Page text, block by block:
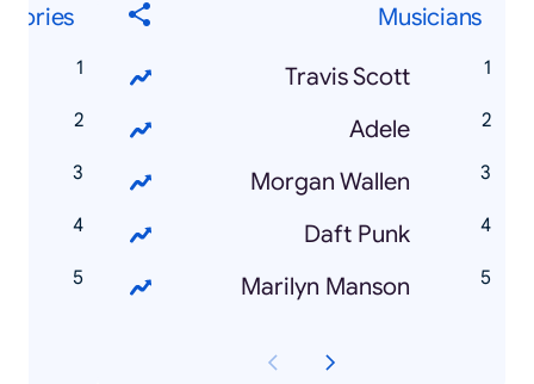
Musicians
Travis Scott
Adele
Morgan Wallen
Daft Punk
Marilyn Manson